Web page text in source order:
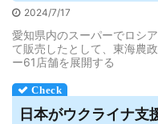
2024/7/17
愛知県内のスーパーでロシ
て販売したとして、東海農
ー61店舗を展開する
日本がウクライナ支